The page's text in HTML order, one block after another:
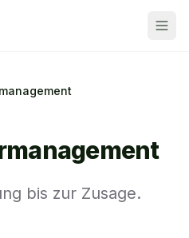
bis zur Zusage.